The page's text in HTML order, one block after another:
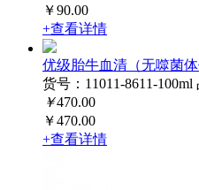
￥90.00
+查看详情
优级胎牛血清（无噬菌体
货号：11011-8611-100ml
￥470.00
￥470.00
+查看详情